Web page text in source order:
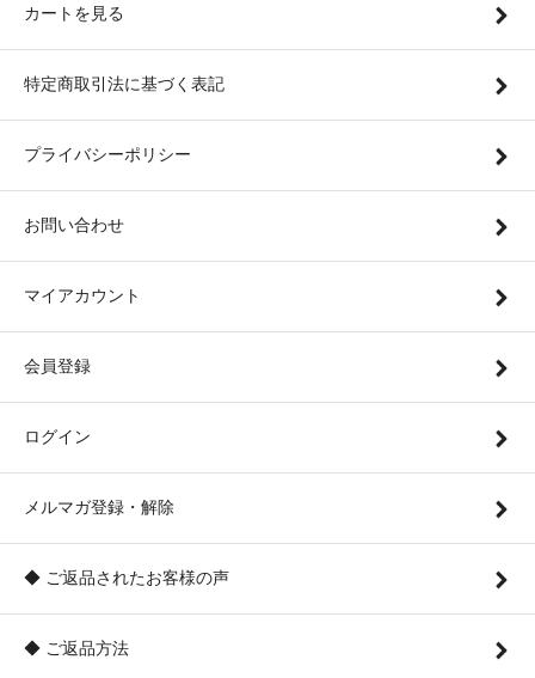
カートを見る
特定商取引法に基づく表記
プライバシーポリシー
お問い合わせ
マイアカウント
会員登録
ログイン
メルマガ登録・解除
◆ ご返品されたお客様の声
◆ ご返品方法